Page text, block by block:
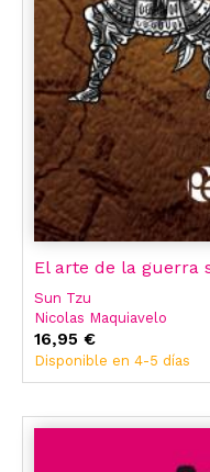
El arte de la guerra
Sun Tzu
Nicolas Maquiavelo
16,95 €
Disponible en 4-5 días